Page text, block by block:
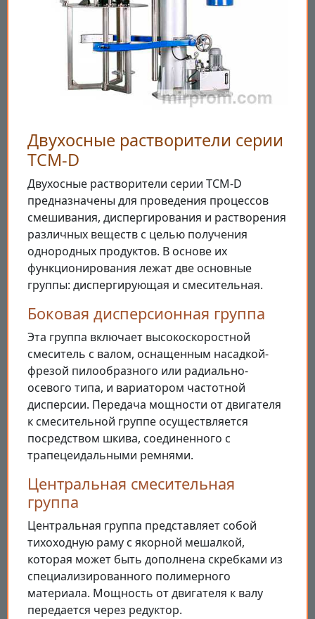
Двухосные растворители серии
TCM-D
Двухосные растворители серии TCM-D
предназначены для проведения процессов
смешивания, диспергирования и растворения
различных веществ с целью получения
однородных продуктов. В основе их
функционирования лежат две основные
группы: диспергирующая и смесительная.
Боковая дисперсионная группа
Эта группа включает высокоскоростной
смеситель с валом, оснащенным насадкой-
фрезой пилообразного или радиально-
осевого типа, и вариатором частотной
дисперсии. Передача мощности от двигателя
к смесительной группе осуществляется
посредством шкива, соединенного с
трапецеидальными ремнями.
Центральная смесительная
группа
Центральная группа представляет собой
тихоходную раму с якорной мешалкой,
которая может быть дополнена скребками из
специализированного полимерного
материала. Мощность от двигателя к валу
передается через редуктор.